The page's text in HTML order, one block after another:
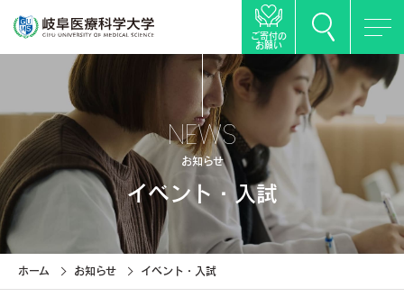
ご寄付の
お願い
NEWS
お知らせ
イベント・入試
ホーム お知らせ イベント・入試